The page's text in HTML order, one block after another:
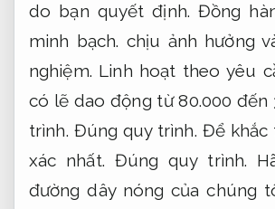
do bạn quyết định. Đồng
minh bạch. chịu ảnh hưởng
nghiệm. Linh hoạt theo yêu
có lẽ dao động từ 80.000 đến
trình. Đúng quy trình. Để khắc
xác nhất. Đúng quy trình.
đường dây nóng của chúng